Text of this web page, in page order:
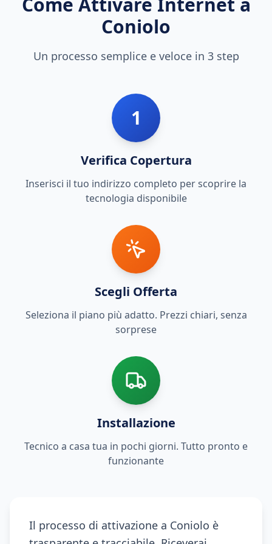
Coniolo
Un processo semplice e veloce in 3 step
1
Verifica Copertura
Inserisci il tuo indirizzo completo per scoprire la
tecnologia disponibile
Scegli Offerta
Seleziona il piano più adatto. Prezzi chiari, senza
sorprese
Installazione
Tecnico a casa tua in pochi giorni. Tutto pronto e
funzionante
Il processo di attivazione a Coniolo è